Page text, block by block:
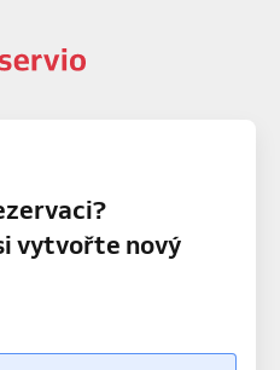
vytvořte nový